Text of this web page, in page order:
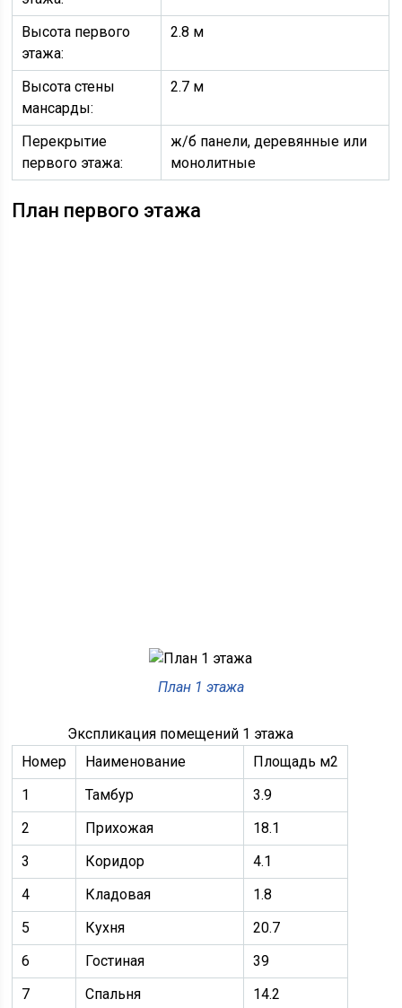
Высота первого
этажа:
2.8 м
Высота стены
мансарды:
2.7 м
Перекрытие
первого этажа:
ж/б панели, деревянные или
монолитные
План первого этажа
План 1 этажа
Экспликация помещений 1 этажа
Номер
Наименование
Площадь м2
1
Тамбур
3.9
2
Прихожая
18.1
3
Коридор
4.1
4
Кладовая
1.8
5
Кухня
20.7
6
Гостиная
39
7
Спальня
14.2